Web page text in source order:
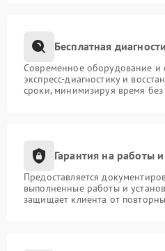
Бесплатная
Современное оборудование и
экспресс-диагностику и
сроки, минимизируя время без
Гарантия на работы и
Предоставляется
выполненные работы и
защищает клиента от